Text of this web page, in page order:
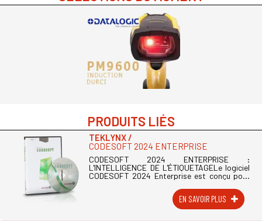
PRODUITS LIÉS
TEKLYNX
CODESOFT 2024 ENTERPRISE
CODESOFT 2024 ENTERPRISE :
L'INTELLIGENCE DE L'ÉTIQUETAGELe logiciel
CODESOFT 2024 Enterprise est conçu pour
fonction critique de la chaîne logistique.
EN SAVOIR PLUS